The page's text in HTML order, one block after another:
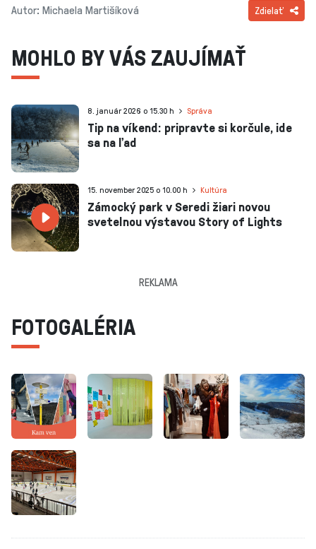
Autor: Michaela Martišíková Zdielať
MOHLO BY VÁS ZAUJÍMAŤ
Tip na víkend: pripravte si korčule, ide
sa na ľad
8. január 2026 o 15.30 h Správa
Zámocký park v Seredi žiari novou
svetelnou výstavou Story of Lights
15. november 2025 o 10.00 h Kultúra
REKLAMA
FOTOGALÉRIA